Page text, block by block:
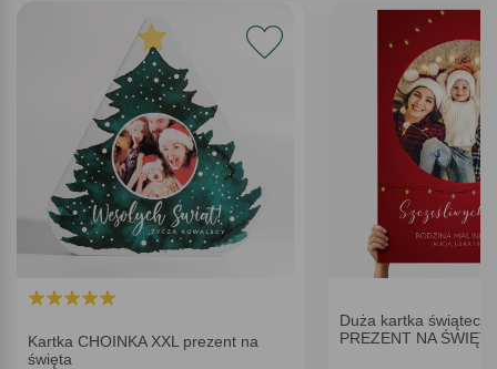
Kartka CHOINKA XXL prezent na
święta
Duża kartka
PREZENT NA